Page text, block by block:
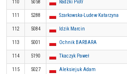
110 5058 Radzki Piotr
111 5288 Szarkowska-Ludew Katarzyna
112 5084 Idzik Marcin
113 5001 Ochnik BARBARA
114 5190 Tkaczyk Paweł
115 5027 Aleksiejuk Adam